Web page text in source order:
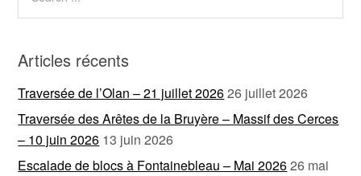
Articles récents
Traversée de l’Olan – 21 juillet 202626 juillet 2026
Traversée des Arêtes de la Bruyère – Massif des Cerces
– 10 juin 2026 13 juin 2026
Escalade de blocs à Fontainebleau – Mai 202626 mai